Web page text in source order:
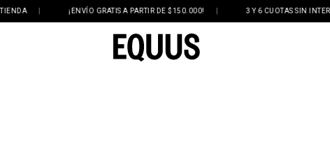
| ¡ENVÍO GRATIS A PARTIR DE $150.000! | 3 Y 6 CUOTAS SIN INTERÉS*